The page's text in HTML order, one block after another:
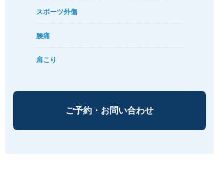
スポーツ外傷
腰痛
肩こり
ご予約・お問い合わせ